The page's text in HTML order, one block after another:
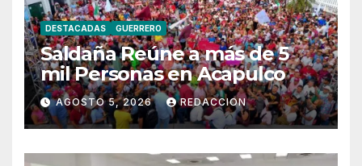
DESTACADAS GUERRERO
Saldaña Reúne a más de 5
mil Personas en Acapulco
AGOSTO 5, 2026 REDACCION